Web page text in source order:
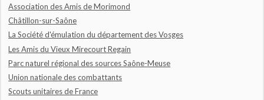
Association des Amis de Morimond
Châtillon-sur-Saône
La Société d'émulation du département des Vosges
Les Amis du Vieux Mirecourt Regain
Parc naturel régional des sources Saône-Meuse
Union nationale des combattants
Scouts unitaires de France